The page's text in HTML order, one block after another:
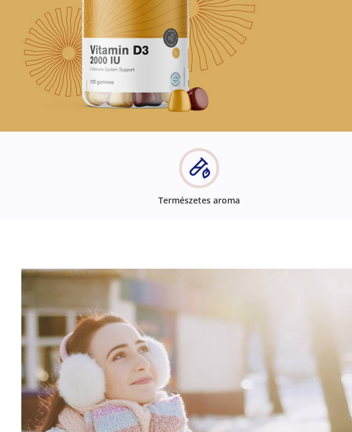
Természetes aroma